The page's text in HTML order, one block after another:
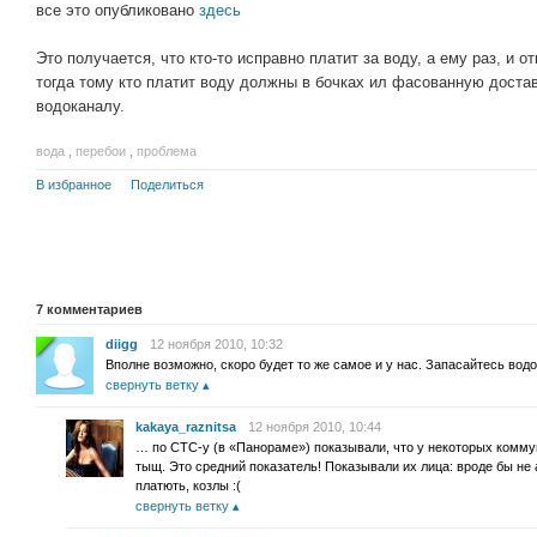
все это опубликовано здесь
Это получается, что кто-то исправно платит за воду, а ему раз, и
тогда тому кто платит воду должны в бочках ил фасованную
водоканалу.
вода перебои проблема
В избранное Поделиться
7 комментариев
diigg
12 ноября 2010, 10:32
Вполне возможно, скоро будет то же самое и у нас. Запасайтесь
свернуть ветку
kakaya_raznitsa
12 ноября 2010, 10:44
… по СТС-у (в «Панораме») показывали, что у некоторых
тыщ. Это средний показатель! Показывали их лица: вроде бы
платють, козлы :(
свернуть ветку